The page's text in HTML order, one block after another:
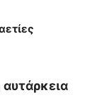
αυτάρκεια